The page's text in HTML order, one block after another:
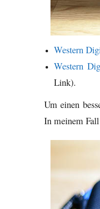
Western
Western
Link).
Um einen
In meinem